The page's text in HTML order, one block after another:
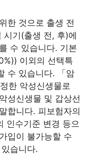
한 것으로 출생 전
기(출생 전, 후)에
수 있습니다. 기본
이외의 선택특
수 있습니다. 「암
한 악성신생물로
성신생물 및 갑상선
합니다. 피보험자의
인수기준 변경 등으
입이 불가능할 수
습니다.